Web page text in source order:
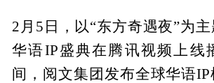
2月5日，以“东方奇遇夜”为
华语IP盛典在腾讯视频上线
间，阅文集团发布全球华语